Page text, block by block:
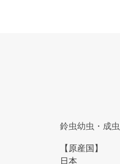
鈴虫幼虫・成
【原産国】
日本